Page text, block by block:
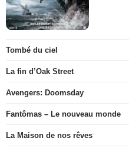
Tombé du ciel
La fin d’Oak Street
Avengers: Doomsday
Fantômas – Le nouveau monde
La Maison de nos rêves